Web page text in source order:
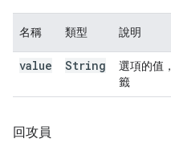
名稱 類型 說明
value String
選項的值
籤
回攻員